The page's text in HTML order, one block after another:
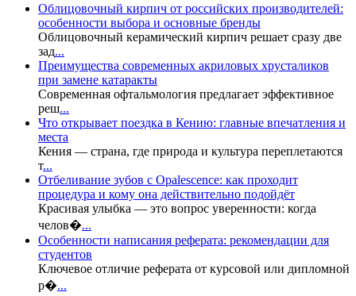
Облицовочный кирпич от российских производителей:
особенности выбора и основные бренды
Облицовочный керамический кирпич решает сразу две
зад...
Преимущества современных акриловых хрусталиков
при замене катаракты
Современная офтальмология предлагает эффективное
реш...
Что открывает поездка в Кению: главные впечатления и
места
Кения — страна, где природа и культура переплетаются
т...
Отбеливание зубов с Opalescence: как проходит
процедура и кому она действительно подойдёт
Красивая улыбка — это вопрос уверенности: когда
челов�...
Особенности написания реферата: рекомендации для
студентов
Ключевое отличие реферата от курсовой или дипломной
р�...